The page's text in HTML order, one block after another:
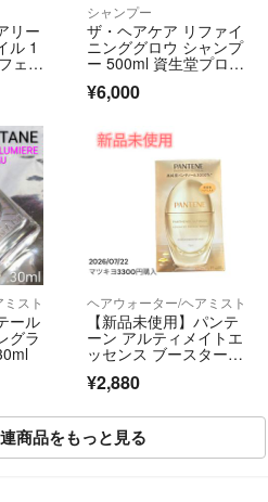
リー
ル 1
ェッ
シャンプー
ザ・ヘアケア リファイ
ニンググロウ シャンプ
ー 500ml 資生堂プロフ
¥6,000
スト
ール
グラ
ヘアウォーター/ヘアミスト
【新品未使用】パンテ
ーン アルティメイトエ
ッセンス ブースターミ
¥2,880
商品をもっと見る